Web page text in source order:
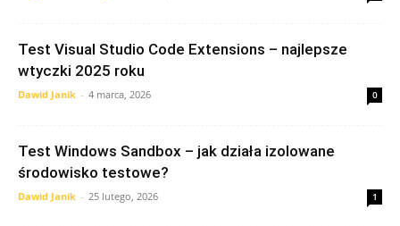
Test Visual Studio Code Extensions – najlepsze
wtyczki 2025 roku
Dawid Janik - 4 marca, 2026 0
Test Windows Sandbox – jak działa izolowane
środowisko testowe?
Dawid Janik - 25 lutego, 2026 1